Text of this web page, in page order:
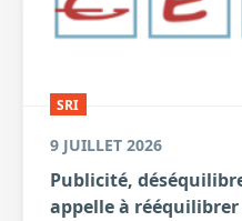
SRI
9 JUILLET 2026
Publicité,
appelle à